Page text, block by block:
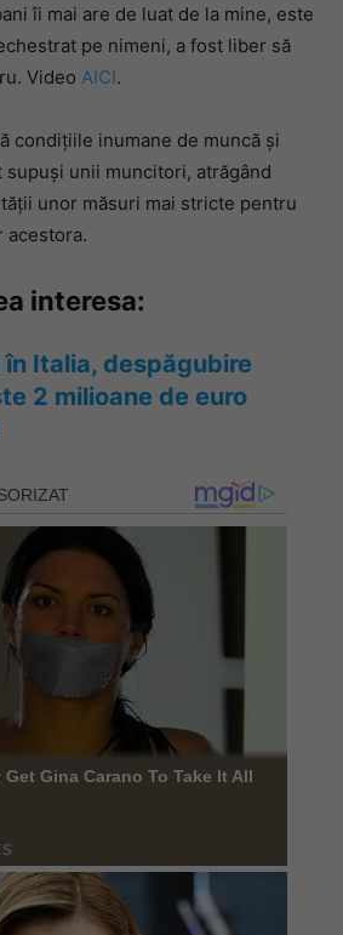
îi mai are de luat de la mine, este
pe nimeni, a fost liber să
Video AICI.
condițiile inumane de muncă și
supuși unii muncitori, atrăgând
unor măsuri mai stricte pentru
acestora.
interesa:
Italia, despăgubire
2 milioane de euro